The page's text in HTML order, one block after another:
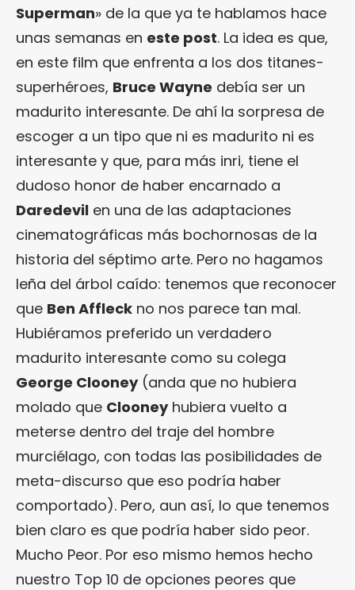
Superman» de la que ya te hablamos hace
unas semanas en este post. La idea es que,
en este film que enfrenta a los dos titanes-
superhéroes, Bruce Wayne debía ser un
madurito interesante. De ahí la sorpresa de
escoger a un tipo que ni es madurito ni es
interesante y que, para más inri, tiene el
dudoso honor de haber encarnado a
Daredevil en una de las adaptaciones
cinematográficas más bochornosas de la
historia del séptimo arte. Pero no hagamos
leña del árbol caído: tenemos que reconocer
que Ben Affleck no nos parece tan mal.
Hubiéramos preferido un verdadero
madurito interesante como su colega
George Clooney(anda que no hubiera
molado que Clooneyhubiera vuelto a
meterse dentro del traje del hombre
murciélago, con todas las posibilidades de
meta-discurso que eso podría haber
comportado). Pero, aun así, lo que tenemos
bien claro es que podría haber sido peor.
Mucho Peor. Por eso mismo hemos hecho
nuestro Top 10 de opciones peores que